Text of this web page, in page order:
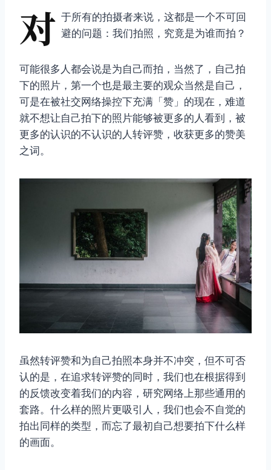
对 于所有的拍摄者来说，这都是一个不可回
避的问题：我们拍照，究竟是为谁而拍？
可能很多人都会说是为自己而拍，当然了，自己拍
下的照片，第一个也是最主要的观众当然是自己，
可是在被社交网络操控下充满「赞」的现在，难道
就不想让自己拍下的照片能够被更多的人看到，被
更多的认识的不认识的人转评赞，收获更多的赞美
之词。
虽然转评赞和为自己拍照本身并不冲突，但不可否
认的是，在追求转评赞的同时，我们也在根据得到
的反馈改变着我们的内容，研究网络上那些通用的
套路。什么样的照片更吸引人，我们也会不自觉的
拍出同样的类型，而忘了最初自己想要拍下什么样
的画面。